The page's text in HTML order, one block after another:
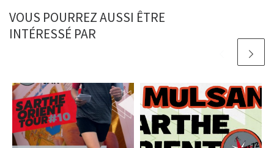
VOUS POURREZ AUSSI ÊTRE
INTÉRESSÉ PAR